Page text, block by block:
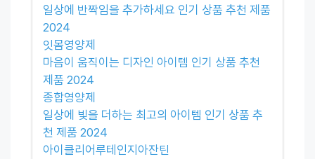
일상에 반짝임을 추가하세요 인기 상품 추천 제품
2024
잇몸영양제
마음이 움직이는 디자인 아이템 인기 상품 추천
제품 2024
종합영양제
일상에 빛을 더하는 최고의 아이템 인기 상품 추
천 제품 2024
아이클리어루테인지아잔틴